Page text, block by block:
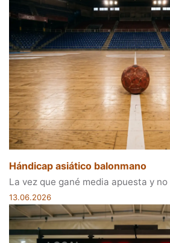
Hándicap asiático balonmano
La vez que gané media apuesta y
13.06.2026